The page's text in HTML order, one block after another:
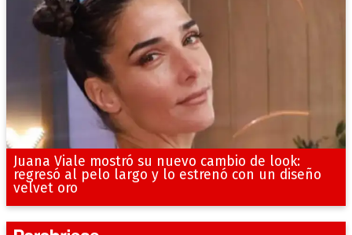
Juana Viale mostró su nuevo cambio de look:
regresó al pelo largo y lo estrenó con un diseño
velvet oro